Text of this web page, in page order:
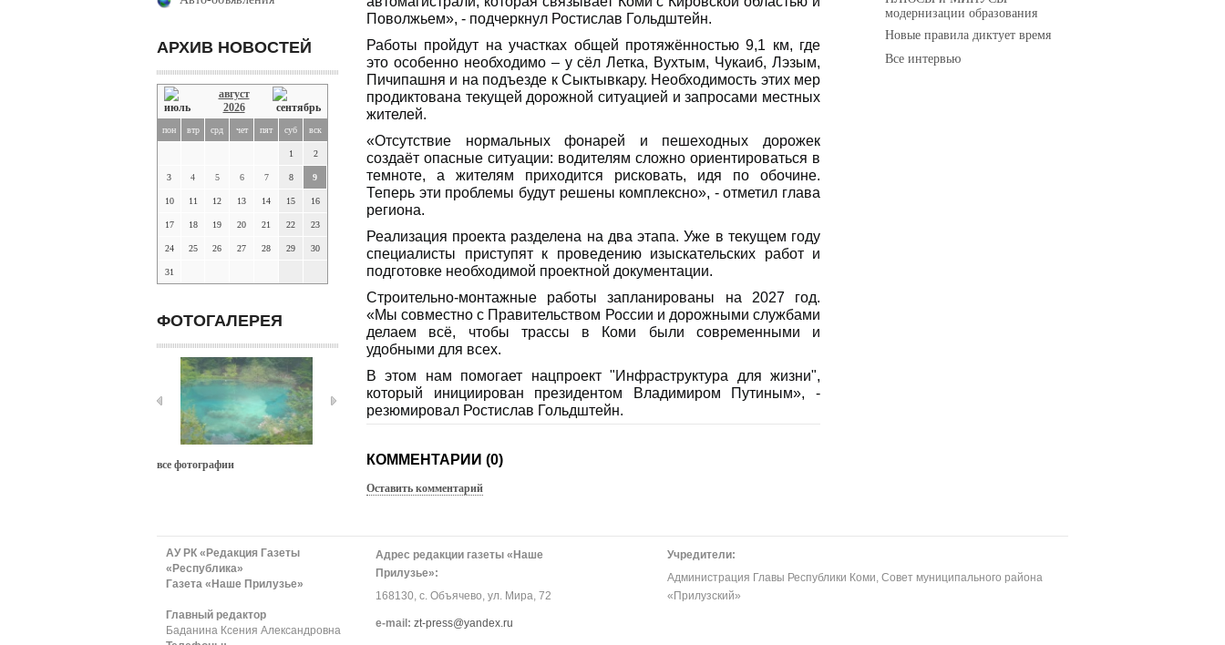
АРХИВ НОВОСТЕЙ
август
2026
пон втр срд чет пят суб вск
1 2
3 4 5 6 7 8 9
10 11 12 13 14 15 16
17 18 19 20 21 22 23
24 25 26 27 28 29 30
31
ФОТОГАЛЕРЕЯ
все фотографии
Поволжьем», - подчеркнул Ростислав Гольдштейн.
Работы пройдут на участках общей протяжённостью 9,1 км, где
это особенно необходимо – у сёл Летка, Вухтым, Чукаиб, Лэзым,
Пичипашня и на подъезде к Сыктывкару. Необходимость этих мер
продиктована текущей дорожной ситуацией и запросами местных
жителей.
«Отсутствие нормальных фонарей и пешеходных дорожек
создаёт опасные ситуации: водителям сложно ориентироваться в
темноте, а жителям приходится рисковать, идя по обочине.
Теперь эти проблемы будут решены комплексно», - отметил глава
региона.
Реализация проекта разделена на два этапа. Уже в текущем году
специалисты приступят к проведению изыскательских работ и
подготовке необходимой проектной документации.
Строительно-монтажные работы запланированы на 2027 год.
«Мы совместно с Правительством России и дорожными службами
делаем всё, чтобы трассы в Коми были современными и
удобными для всех.
В этом нам помогает нацпроект "Инфраструктура для жизни",
который инициирован президентом Владимиром Путиным», -
резюмировал Ростислав Гольдштейн.
КОММЕНТАРИИ (0)
Оставить комментарий
модернизации образования
Новые правила диктует время
Все интервью
АУ РК «Редакция Газеты
«Республика»
Газета «Наше Прилузье»
Главный редактор
Баданина Ксения Александровна
Адрес редакции газеты «Наше
Прилузье»:
168130, с. Объячево, ул. Мира, 72
е-mail: zt-press@yandex.ru
Учредители:
Администрация Главы Республики Коми, Совет муниципального района
«Прилузский»